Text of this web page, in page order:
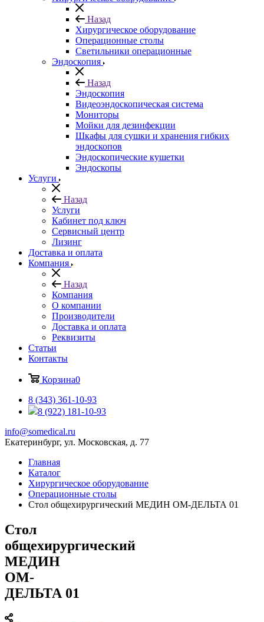
Назад
Хирургическое оборудование
Операционные столы
Светильники операционные
Эндоскопия
Назад
Эндоскопия
Видеоэндоскопическая система
Мониторы
Мойки для дезинфекции
Шкафы для сушки и хранения гибких
эндоскопов
Эндоскопические кушетки
Эндоскопы
Услуги
Назад
Услуги
Кабинет под ключ
Сервисный центр
Лизинг
Доставка и оплата
Компания
Назад
Компания
О компании
Производители
Доставка и оплата
Реквизиты
Статьи
Контакты
Корзина0
8 (343) 361-10-93
8 (922) 181-10-93
info@somedical.ru
Екатеринбург, ул. Московская, д. 77
Главная
Каталог
Хирургическое оборудование
Операционные столы
Стол общехирургический МЕДИН ОМ-ДЕЛЬТА 01
Стол
общехирургический
МЕДИН
ОМ-
ДЕЛЬТА 01